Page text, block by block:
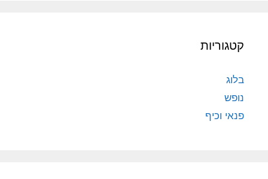
קטגוריות
בלוג
נופש
פנאי וכיף